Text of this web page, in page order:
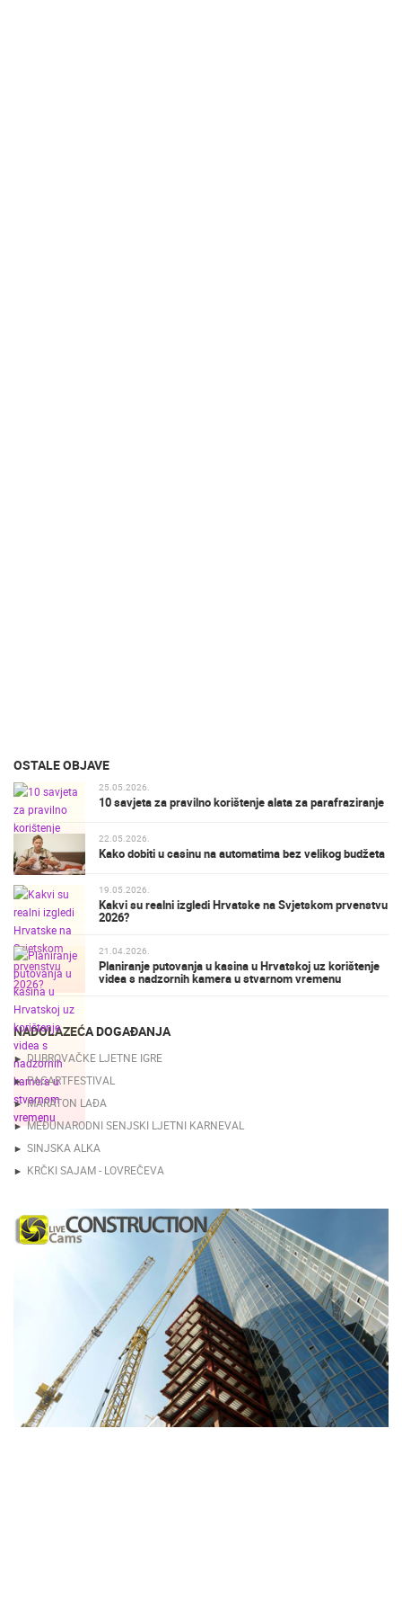
OSTALE OBJAVE
25.05.2026.
10 savjeta za pravilno korištenje alata za parafraziranje
22.05.2026.
Kako dobiti u casinu na automatima bez velikog budžeta
19.05.2026.
Kakvi su realni izgledi Hrvatske na Svjetskom prvenstvu
2026?
21.04.2026.
Planiranje putovanja u kasina u Hrvatskoj uz korištenje
videa s nadzornih kamera u stvarnom vremenu
NADOLAZEĆA DOGAĐANJA
DUBROVAČKE LJETNE IGRE
PAGARTFESTIVAL
MARATON LAĐA
MEĐUNARODNI SENJSKI LJETNI KARNEVAL
SINJSKA ALKA
KRČKI SAJAM - LOVREČEVA